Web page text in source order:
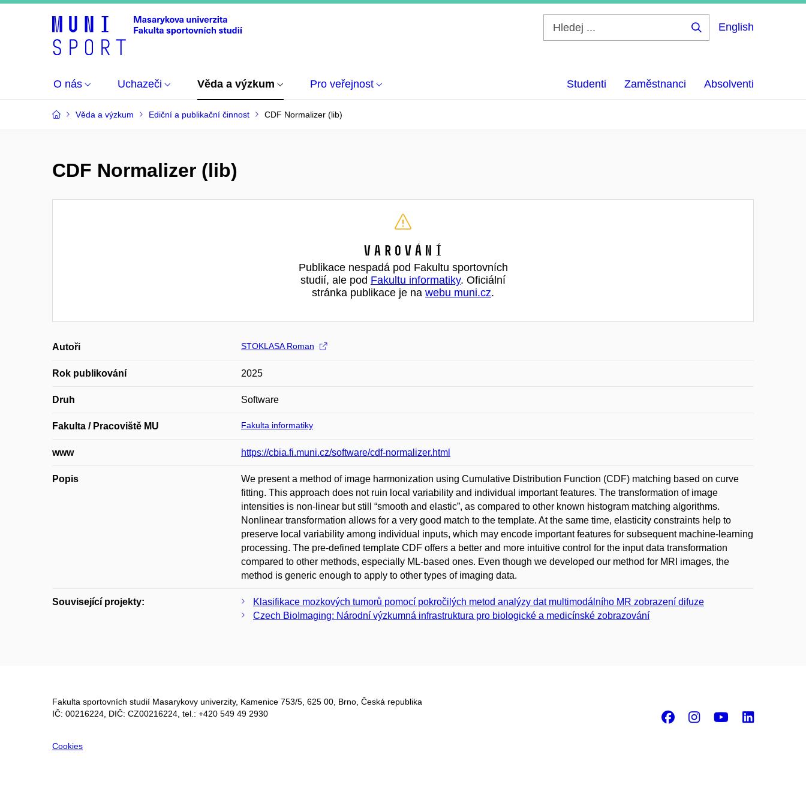
English
O nás Uchazeči Věda a výzkum Pro veřejnost Studenti Zaměstnanci Absolventi
Věda a výzkum Ediční a publikační činnost CDF Normalizer (lib)
CDF Normalizer (lib)
Varování
Publikace nespadá pod Fakultu sportovních
studií, ale pod Fakultu informatiky. Oficiální
stránka publikace je na webu muni.cz.
Autoři STOKLASA Roman
Rok publikování 2025
Druh Software
Fakulta / Pracoviště MU Fakulta informatiky
www https://cbia.fi.muni.cz/software/cdf-normalizer.html
Popis
We present a method of image harmonization using Cumulative Distribution Function (CDF) matching based on curve
fitting. This approach does not ruin local variability and individual important features. The transformation of image
intensities is non-linear but still “smooth and elastic”, as compared to other known histogram matching algorithms.
Nonlinear transformation allows for a very good match to the template. At the same time, elasticity constraints help to
preserve local variability among individual inputs, which may encode important features for subsequent machine-learning
processing. The pre-defined template CDF offers a better and more intuitive control for the input data transformation
compared to other methods, especially ML-based ones. Even though we developed our method for MRI images, the
method is generic enough to apply to other types of imaging data.
Související projekty:
Klasifikace mozkových tumorů pomocí pokročilých metod analýzy dat multimodálního MR zobrazení difuze
Czech BioImaging: Národní výzkumná infrastruktura pro biologické a medicínské zobrazování
Fakulta sportovních studií Masarykovy univerzity, Kamenice 753/5​, 625 00, Brno, Česká republika
IČ: 00216224, DIČ: CZ00216224, tel.: +420 549 49 2930
Cookies
Facebook
Instagram
Youtube